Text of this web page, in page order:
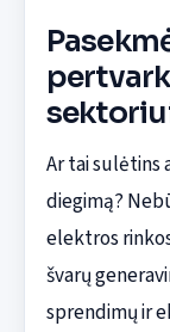
Ar tai sulėtins
diegimą?
elektros
švarų
sprendimų ir